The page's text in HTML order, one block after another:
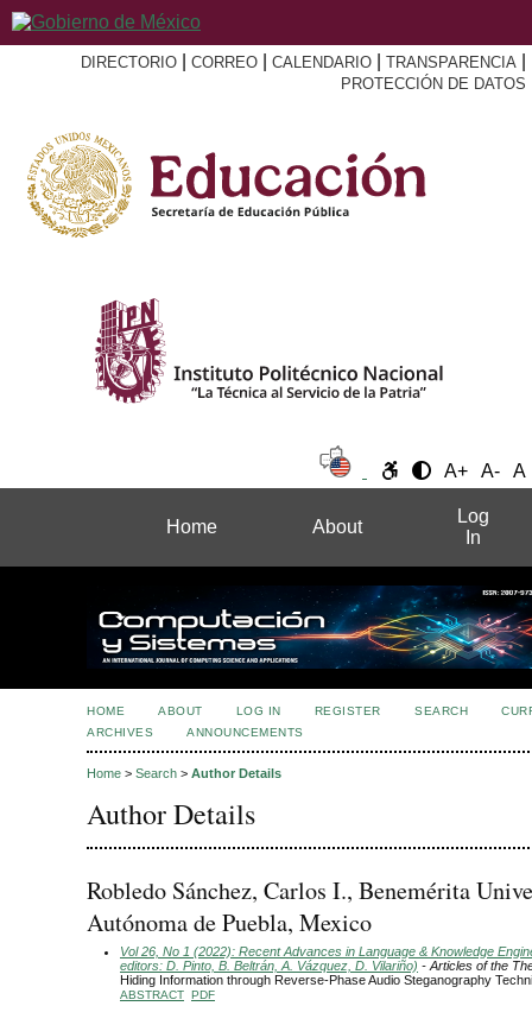
DIRECTORIO CORREO CALENDARIO TRANSPARENCIA
PROTECCIÓN DE DATOS
A+ A- A
Home About
Log
In
HOME ABOUT LOG IN REGISTER SEARCH
ARCHIVES
ANNOUNCEMENTS
Home > Search > Author Details
Author Details
Robledo Sánchez, Carlos I., Benemérita
Autónoma de Puebla, Mexico
Vol 26, No 1 (2022): Recent Advances in Language & Knowledge
editors: D. Pinto, B. Beltrán, A. Vázquez, D. Vilariño) - Articles of the
Hiding Information through Reverse-Phase Audio Steganography
ABSTRACT PDF